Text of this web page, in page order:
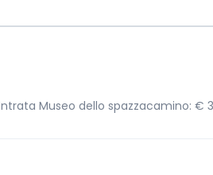
Museo dello spazzacamino: €